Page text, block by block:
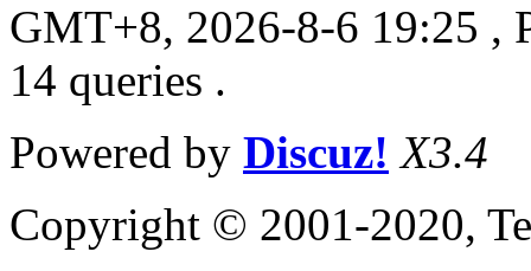
GMT+8, 2026-8-6 19:25 ,
14 queries .
Powered by Discuz! X3.4
Copyright © 2001-2020,